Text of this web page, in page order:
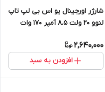
شارژر اورجینال یو اس بی لپ تاپ
لنوو 20 ولت 8.5 آمپر 170 وات
2,640,000
افزودن به سبد